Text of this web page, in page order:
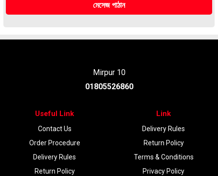
মেসেজ পাঠান
Mirpur 10
01805526860
Useful Link
Contact Us
Order Procedure
Delivery Rules
Return Policy
Link
Delivery Rules
Return Policy
Terms & Conditions
Privacy Policy